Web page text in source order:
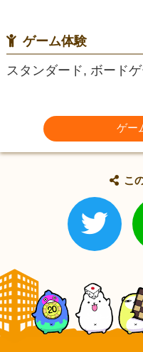
ゲーム体験
スタンダード, ボード
ゲー
こ